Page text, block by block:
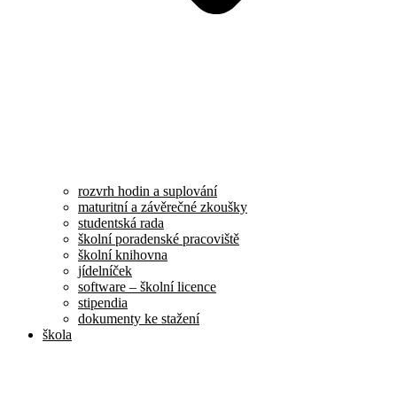
rozvrh hodin a suplování
maturitní a závěrečné zkoušky
studentská rada
školní poradenské pracoviště
školní knihovna
jídelníček
software – školní licence
stipendia
dokumenty ke stažení
škola